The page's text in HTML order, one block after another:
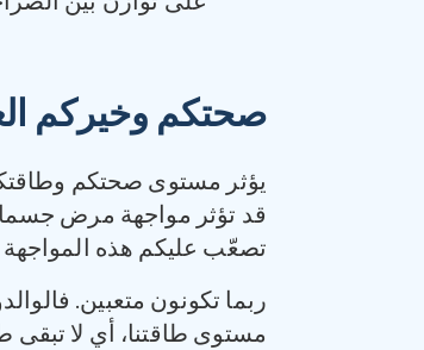
صحتكم وخيركم
يؤثر مستوى صحتكم
قد تؤثر مواجهة مرض
تصعّب عليكم هذه المواجهة
ربما تكونون متعبين.
مستوى طاقتنا، أي لا تبقى